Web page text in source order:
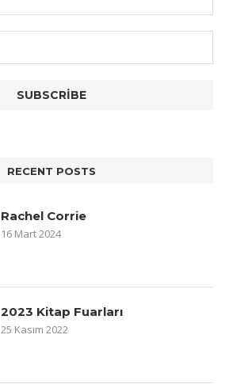
RECENT POSTS
Rachel Corrie
16 Mart 2024
2023 Kitap Fuarları
25 Kasım 2022